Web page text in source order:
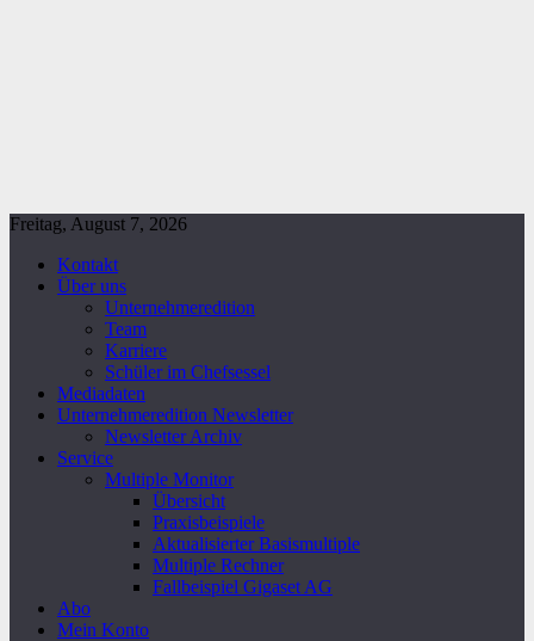
Freitag, August 7, 2026
Kontakt
Über uns
Unternehmeredition
Team
Karriere
Schüler im Chefsessel
Mediadaten
Unternehmeredition Newsletter
Newsletter Archiv
Service
Multiple Monitor
Übersicht
Praxisbeispiele
Aktualisierter Basismultiple
Multiple Rechner
Fallbeispiel Gigaset AG
Abo
Mein Konto